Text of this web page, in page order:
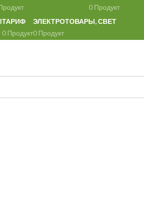
0 Продукт
ТАРИФ
0 Продукт
ЭЛЕКТРОТОВАРЫ, СВЕТ
0 Продукт